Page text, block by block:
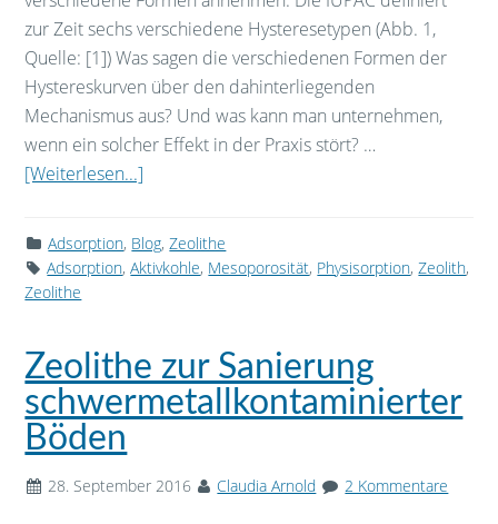
zur Zeit sechs verschiedene Hysteresetypen (Abb. 1,
Quelle: [1]) Was sagen die verschiedenen Formen der
Hystereskurven über den dahinterliegenden
Mechanismus aus? Und was kann man unternehmen,
wenn ein solcher Effekt in der Praxis stört? …
[Weiterlesen...]
Adsorption, Blog,Zeolithe
Adsorption,Aktivkohle, Mesoporosität, Physisorption,Zeolith,
Zeolithe
Zeolithe zur Sanierung
schwermetallkontaminierter
Böden
28. September 2016 Claudia Arnold 2 Kommentare